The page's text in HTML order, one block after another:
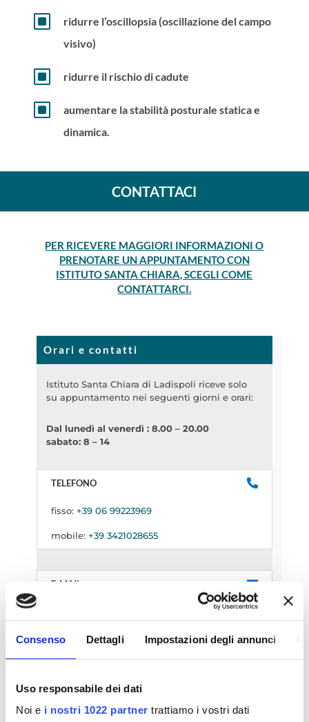
Consenso Dettagli Impostazioni degli annunci
Uso responsabile dei dati
Noi e i nostri 1022 partner trattiamo i vostri dati
W
ridurre l’oscillopsia (oscillazione del campo
visivo)
W ridurre il rischio di cadute
W
aumentare la stabilità posturale statica e
dinamica.
CONTATTACI
PER RICEVERE MAGGIORI INFORMAZIONI O
PRENOTARE UN APPUNTAMENTO CON
ISTITUTO SANTA CHIARA, SCEGLI COME
CONTATTARCI.
Orari e contatti
Istituto Santa Chiara di Ladispoli riceve solo
su appuntamento nei seguenti giorni e orari:
Dal lunedì al venerdì : 8.00 – 20.00
sabato: 8 – 14
TELEFONO
fisso: +39 06 99223969
mobile:+39 3421028655
E-MAIL
Indirizzo
Via Delle Azalee 2, 00055 Ladispoli RM